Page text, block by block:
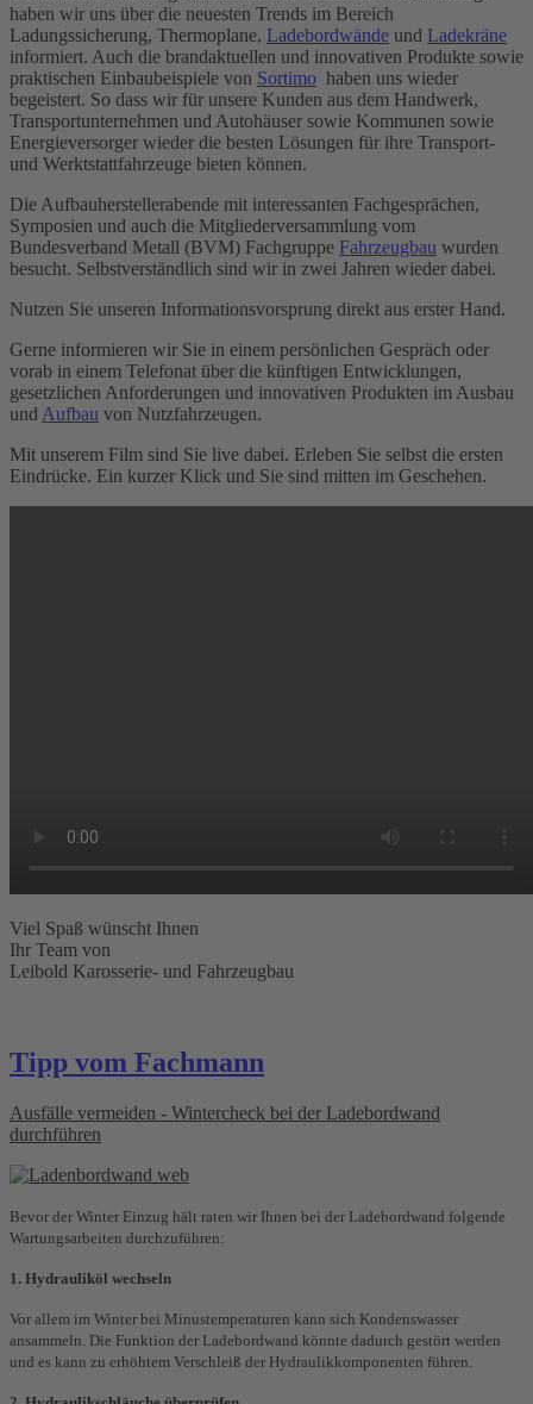
haben wir uns über die neuesten Trends im Bereich
Ladungssicherung, Thermoplane, Ladebordwände und Ladekräne
informiert. Auch die brandaktuellen und innovativen Produkte sowie
praktischen Einbaubeispiele von Sortimo haben uns wieder
begeistert. So dass wir für unsere Kunden aus dem Handwerk,
Transportunternehmen und Autohäuser sowie Kommunen sowie
Energieversorger wieder die besten Lösungen für ihre Transport-
und Werktstattfahrzeuge bieten können.
Die Aufbauherstellerabende mit interessanten Fachgesprächen,
Symposien und auch die Mitgliederversammlung vom
Bundesverband Metall (BVM) Fachgruppe Fahrzeugbau wurden
besucht. Selbstverständlich sind wir in zwei Jahren wieder dabei.
Nutzen Sie unseren Informationsvorsprung direkt aus erster Hand.
Gerne informieren wir Sie in einem persönlichen Gespräch oder
vorab in einem Telefonat über die künftigen Entwicklungen,
gesetzlichen Anforderungen und innovativen Produkten im Ausbau
und Aufbau von Nutzfahrzeugen.
Mit unserem Film sind Sie live dabei. Erleben Sie selbst die ersten
Eindrücke. Ein kurzer Klick und Sie sind mitten im Geschehen.
Viel Spaß wünscht Ihnen
Ihr Team von
Leibold Karosserie- und Fahrzeugbau
Tipp vom Fachmann
Ausfälle vermeiden - Wintercheck bei der Ladebordwand
durchführen
Bevor der Winter Einzug hält raten wir Ihnen bei der Ladebordwand folgende
Wartungsarbeiten durchzuführen:
1. Hydrauliköl wechseln
Vor allem im Winter bei Minustemperaturen kann sich Kondenswasser
ansammeln. Die Funktion der Ladebordwand könnte dadurch gestört werden
und es kann zu erhöhtem Verschleiß der Hydraulikkomponenten führen.